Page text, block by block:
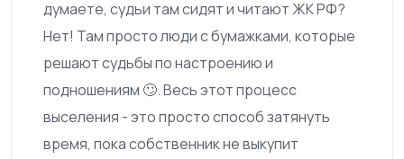
думаете, судьи там сидят и читают ЖК РФ?
Нет! Там просто люди с бумажками, которые
решают судьбы по настроению и
подношениям 🙄. Весь этот процесс
выселения - это просто способ затянуть
время, пока собственник не выкупит